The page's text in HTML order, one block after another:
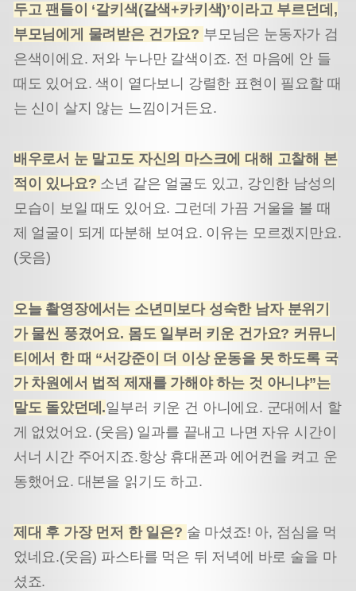
두고 팬들이 ‘갈키색(갈색+카키색)’이라고 부르던데,
부모님에게 물려받은 건가요? 부모님은 눈동자가 검
은색이에요. 저와 누나만 갈색이죠. 전 마음에 안 들
때도 있어요. 색이 옅다보니 강렬한 표현이 필요할 때
는 신이 살지 않는 느낌이거든요.
배우로서 눈 말고도 자신의 마스크에 대해 고찰해 본
적이 있나요? 소년 같은 얼굴도 있고, 강인한 남성의
모습이 보일 때도 있어요. 그런데 가끔 거울을 볼 때
제 얼굴이 되게 따분해 보여요. 이유는 모르겠지만요.
(웃음)
오늘 촬영장에서는 소년미보다 성숙한 남자 분위기
가 물씬 풍겼어요. 몸도 일부러 키운 건가요? 커뮤니
티에서 한 때 “서강준이 더 이상 운동을 못 하도록 국
가 차원에서 법적 제재를 가해야 하는 것 아니냐”는
말도 돌았던데.일부러 키운 건 아니에요. 군대에서 할
게 없었어요. (웃음) 일과를 끝내고 나면 자유 시간이
서너 시간 주어지죠.항상 휴대폰과 에어컨을 켜고 운
동했어요. 대본을 읽기도 하고.
제대 후 가장 먼저 한 일은? 술 마셨죠! 아, 점심을 먹
었네요.(웃음) 파스타를 먹은 뒤 저녁에 바로 술을 마
셨죠.